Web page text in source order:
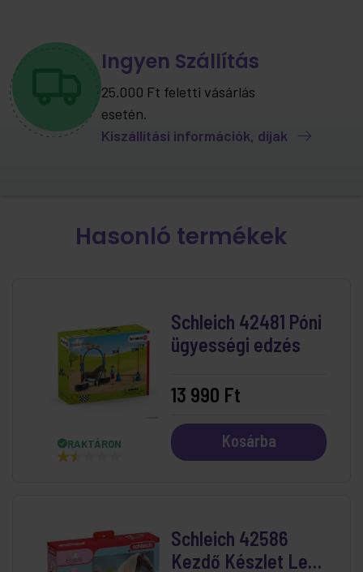
Ingyen Szállítás
25.000 Ft feletti vásárlás
esetén.
Kiszállítási információk, díjak
Hasonló termékek
RAKTÁRON
Schleich 42481 Póni
ügyességi edzés
13 990 Ft
Kosárba
Schleich 42586
Kezdő Készlet Leo